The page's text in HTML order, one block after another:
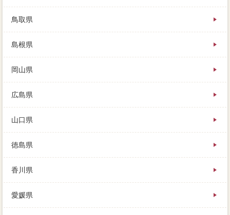
鳥取県
島根県
岡山県
広島県
山口県
徳島県
香川県
愛媛県